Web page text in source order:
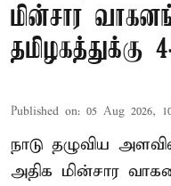
மின்சார
தமிழகத்துக்கு
Published on: 05 Aug 2026,
நாடு தழுவிய
அதிக மின்சார